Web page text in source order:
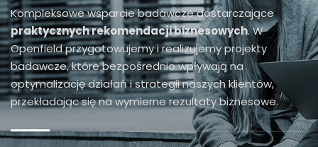
Kompleksowe wsparcie badawcze dostarczające
praktycznych rekomendacji biznesowych. W
Openfield przygotowujemy i realizujemy projekty
badawcze, które bezpośrednio wpływają na
optymalizację działań i strategii naszych klientów,
przekładając się na wymierne rezultaty biznesowe.